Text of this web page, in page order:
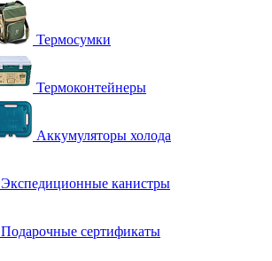
Термосумки
Термоконтейнеры
Аккумуляторы холода
Экспедиционные канистры
Подарочные сертификаты